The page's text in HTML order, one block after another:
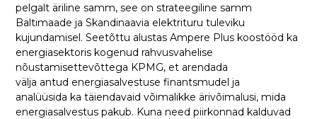
pelgalt äriline samm, see on strateegiline samm
Baltimaade ja Skandinaavia elektrituru tuleviku
kujundamisel. Seetõttu alustas Ampere Plus koostööd ka
energiasektoris kogenud rahvusvahelise
nõustamisettevõttega KPMG, et arendada
välja antud energiasalvestuse finantsmudel ja
analüüsida ka täiendavaid võimalikke ärivõimalusi, mida
energiasalvestus pakub. Kuna need piirkonnad kalduvad